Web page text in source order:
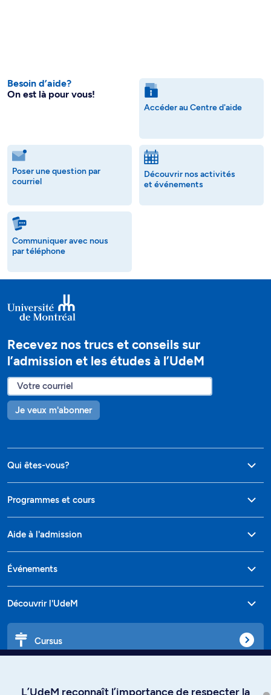
Besoin d’aide?
On est là pour vous!
Accéder au Centre d'aide
Poser une question par
courriel
Découvrir nos activités
et événements
Communiquer avec nous
par téléphone
Recevez nos trucs et conseils sur
l’admission et les études à l’UdeM
Je veux m'abonner
Qui êtes-vous?
Programmes et cours
Aide à l'admission
Événements
Découvrir l'UdeM
Cursus
L’UdeM reconnaît l’importance de respecter la